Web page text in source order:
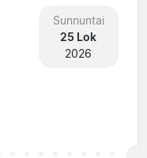
Sunnuntai
25 Lok
2026